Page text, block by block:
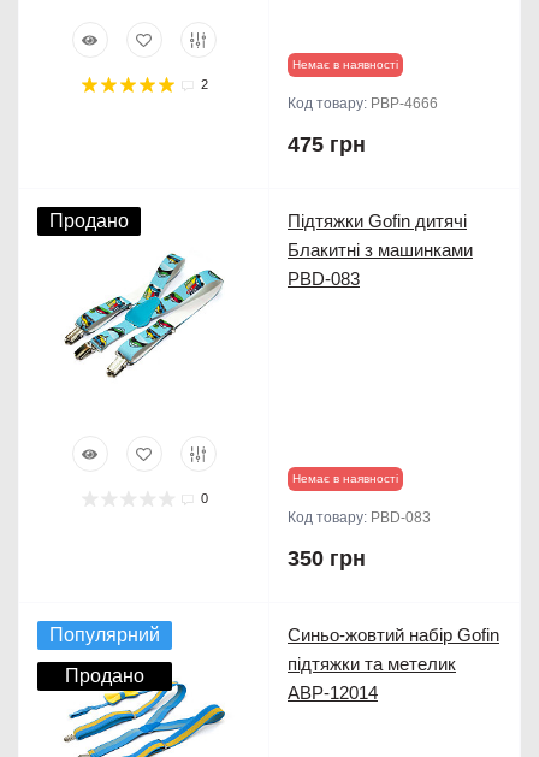
2
Немає в наявності
Код товару: PBP-4666
475 грн
Продано
0
Підтяжки Gofin дитячі
Блакитні з машинками
PBD-083
Немає в наявності
Код товару: PBD-083
350 грн
Популярний
Продано
Синьо-жовтий набір Gofin
підтяжки та метелик
ABP-12014